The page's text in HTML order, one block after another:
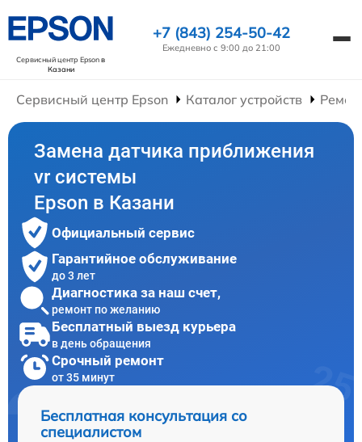
Сервисный центр Epsonв
Казани
+7 (843) 254-50-42
Ежедневно с 9:00 до 21:00
Сервисный центр Epson Каталог устройств
Замена датчика приближения
vr системы
Epson в Казани
Официальный сервис
Гарантийное обслуживание
до 3 лет
Диагностика за наш счет,
ремонт по желанию
Бесплатный выезд курьера
в день обращения
Срочный ремонт
от 35 минут
Бесплатная консультация со
специалистом